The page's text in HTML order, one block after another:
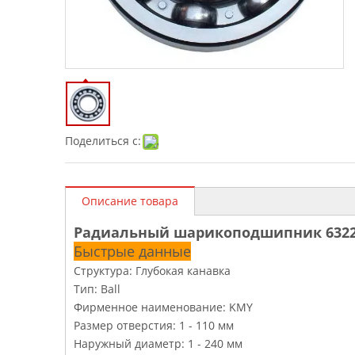
Поделиться с:
Описание товара
Радиальный шарикоподшипник
Быстрые данные
Структура: Глубокая канавка
Тип: Ball
Фирменное наименование: KMY
Размер отверстия: 1 - 110 мм
Наружный диаметр: 1 - 240 мм